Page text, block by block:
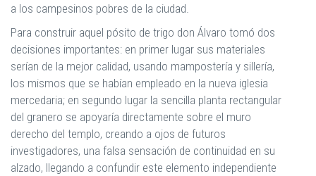
a los campesinos pobres de la ciudad.
Para construir aquel pósito de trigo don Álvaro tomó dos
decisiones importantes: en primer lugar sus materiales
serían de la mejor calidad, usando mampostería y sillería,
los mismos que se habían empleado en la nueva iglesia
mercedaria; en segundo lugar la sencilla planta rectangular
del granero se apoyaría directamente sobre el muro
derecho del templo, creando a ojos de futuros
investigadores, una falsa sensación de continuidad en su
alzado, llegando a confundir este elemento independiente